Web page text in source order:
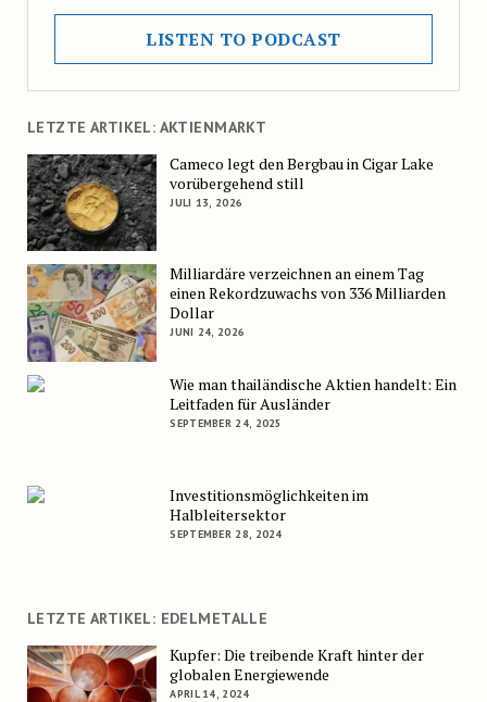
LISTEN TO PODCAST
LETZTE ARTIKEL: AKTIENMARKT
Cameco legt den Bergbau in Cigar Lake
vorübergehend still
JULI 13, 2026
Milliardäre verzeichnen an einem Tag
einen Rekordzuwachs von 336 Milliarden
Dollar
JUNI 24, 2026
Wie man thailändische Aktien handelt: Ein
Leitfaden für Ausländer
SEPTEMBER 24, 2025
Investitionsmöglichkeiten im
Halbleitersektor
SEPTEMBER 28, 2024
LETZTE ARTIKEL: EDELMETALLE
Kupfer: Die treibende Kraft hinter der
globalen Energiewende
APRIL 14, 2024